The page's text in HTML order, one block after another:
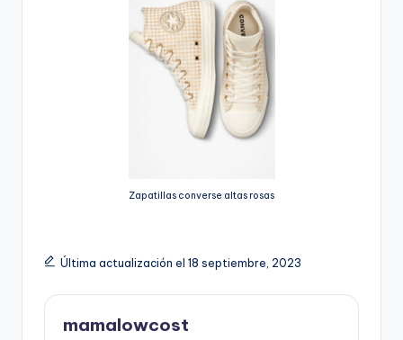
Zapatillas converse altas rosas
Última actualización el 18 septiembre, 2023
mamalowcost